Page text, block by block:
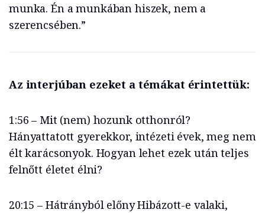
munka. Én a munkában hiszek, nem a
szerencsében.”
Az interjúban ezeket a témákat érintettük:
1:56 – Mit (nem) hozunk otthonról?
Hányattatott gyerekkor, intézeti évek, meg nem
élt karácsonyok. Hogyan lehet ezek után teljes
felnőtt életet élni?
20:15 – Hátrányból előny Hibázott-e valaki,